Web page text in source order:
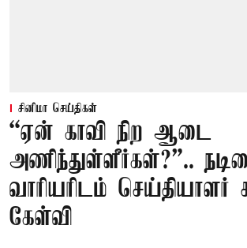
சினிமா செய்திகள்
“ஏன் காவி நிற ஆடை
அணிந்துள்ளீர்கள்?”..
வாரியரிடம் செய்தியாளர்
கேள்வி